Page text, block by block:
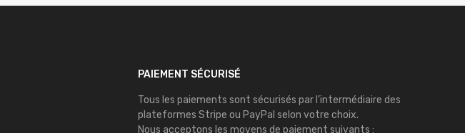
PAIEMENT SÉCURISÉ
Tous les paiements sont sécurisés par l’intermédiaire des
plateformes Stripe ou PayPal selon votre choix.
Nous acceptons les moyens de paiement suivants :